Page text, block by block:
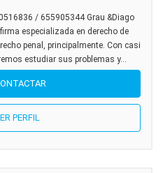
/ 655905344 Grau &Diago
especializada en derecho de
penal, principalmente. Con casi
estudiar sus problemas y...
PERFIL